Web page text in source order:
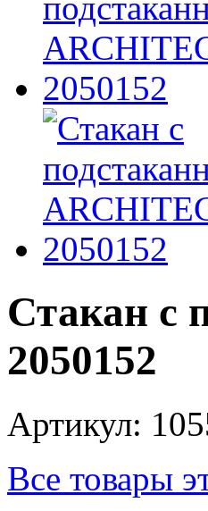
Стакан с
2050152
Артикул:
Все товары